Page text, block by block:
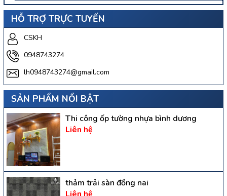
HỖ TRỢ TRỰC TUYẾN
CSKH
0948743274
lh0948743274@gmail.com
SẢN PHẨM NỔI BẬT
Thi công ốp tường nhựa bình dương
Liên hệ
thảm trải sàn đồng nai